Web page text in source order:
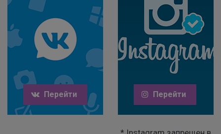
Перейти Перейти